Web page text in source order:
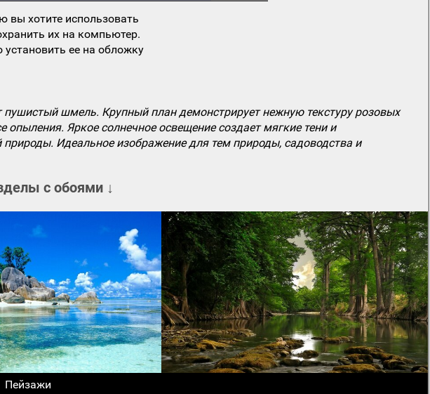
вы хотите использовать
их на компьютер.
установить ее на обложку
шмель. Крупный план демонстрирует нежную текстуру розовых
опыления. Яркое солнечное освещение создает мягкие тени и
Идеальное изображение для тем природы, садоводства и
с обоями ↓
Пейзажи